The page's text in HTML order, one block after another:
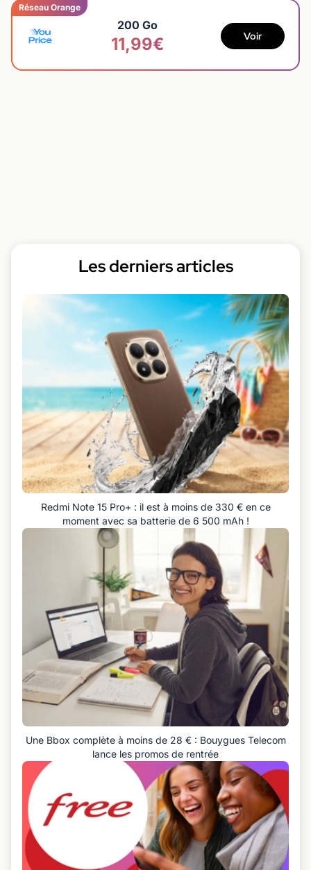
Réseau Orange
200 Go
11,99€ Voir
Les derniers articles
Redmi Note 15 Pro+ : il est à moins de 330 € en ce
moment avec sa batterie de 6 500 mAh !
Une Bbox complète à moins de 28 € : Bouygues Telecom
lance les promos de rentrée